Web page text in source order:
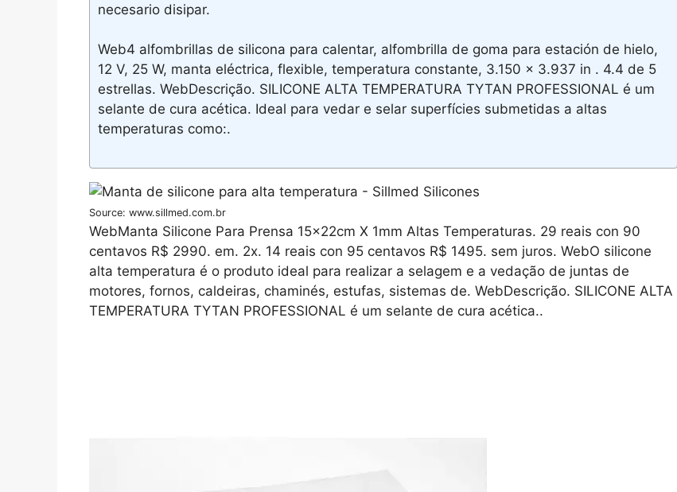
necesario disipar.
Web4 alfombrillas de silicona para calentar, alfombrilla de goma para estación de hielo,
12 V, 25 W, manta eléctrica, flexible, temperatura constante, 3.150 x 3.937 in . 4.4 de 5
estrellas. WebDescrição. SILICONE ALTA TEMPERATURA TYTAN PROFESSIONAL é um
selante de cura acética. Ideal para vedar e selar superfícies submetidas a altas
temperaturas como:.
Source: www.sillmed.com.br
WebManta Silicone Para Prensa 15x22cm X 1mm Altas Temperaturas. 29 reais con 90
centavos R$ 2990. em. 2x. 14 reais con 95 centavos R$ 1495. sem juros. WebO silicone
alta temperatura é o produto ideal para realizar a selagem e a vedação de juntas de
motores, fornos, caldeiras, chaminés, estufas, sistemas de. WebDescrição. SILICONE ALTA
TEMPERATURA TYTAN PROFESSIONAL é um selante de cura acética..